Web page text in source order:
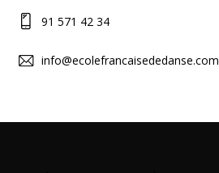
91 571 42 34
info@ecolefrancaisededanse.com